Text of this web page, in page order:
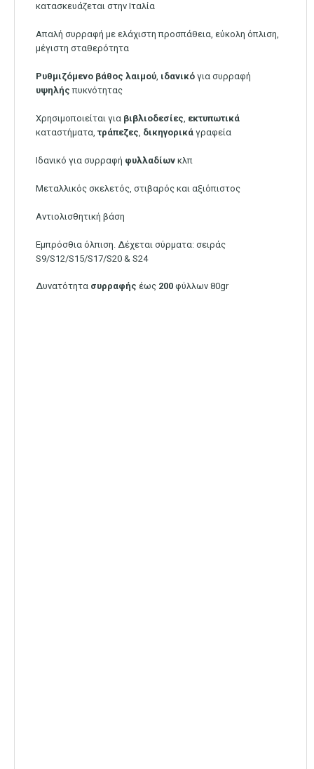
κατασκευάζεται στην Ιταλία
Απαλή συρραφή με ελάχιστη προσπάθεια, εύκολη όπλιση,
μέγιστη σταθερότητα
Ρυθμιζόμενο βάθος λαιμού ιδανικό για συρραφή
υψηλής πυκνότητας
Χρησιμοποιείται για βιβλιοδεσίες εκτυπωτικά
καταστήματα, τράπεζες δικηγορικά γραφεία
Ιδανικό για συρραφή φυλλαδίων κλπ
Μεταλλικός σκελετός, στιβαρός και αξιόπιστος
Αντιολισθητική βάση
Εμπρόσθια όλπιση. Δέχεται σύρματα: σειράς
S9/S12/S15/S17/S20 & S24
Δυνατότητα συρραφής έως 200 φύλλων 80gr